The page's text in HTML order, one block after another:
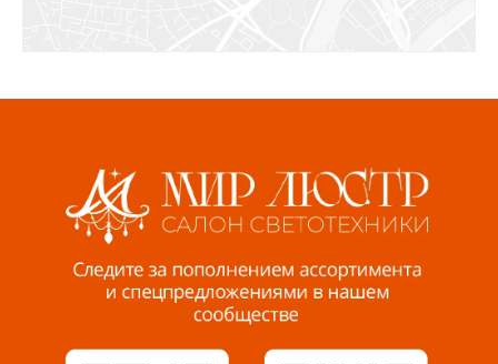
Пенза, ул. Пролетарская, 61 ТЦ "Стройбери"
Миасс, ул. Романенко, 95
8 922 500 30 39